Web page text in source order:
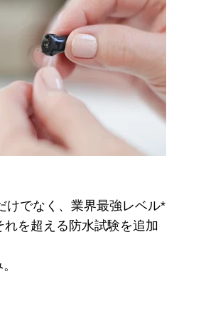
けでなく、業界最強レベル*
を超える防水試験を追加